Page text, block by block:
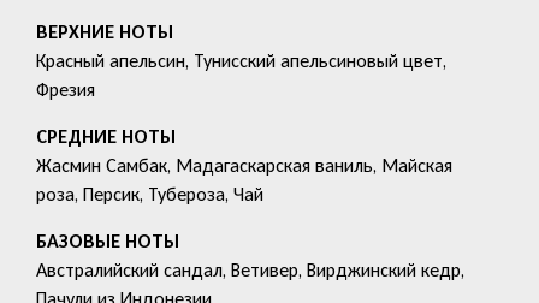
ВЕРХНИЕ НОТЫ
Красный апельсин, Тунисский апельсиновый цвет,
Фрезия
СРЕДНИЕ НОТЫ
Жасмин Самбак, Мадагаскарская ваниль, Майская
роза, Персик, Тубероза, Чай
БАЗОВЫЕ НОТЫ
Австралийский сандал, Ветивер, Вирджинский кедр,